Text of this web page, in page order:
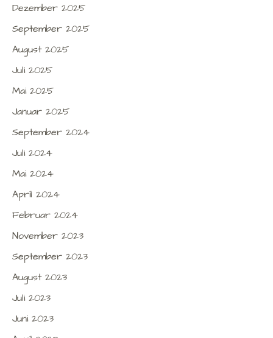
Dezember 2025
September 2025
August 2025
Juli 2025
Mai 2025
Januar 2025
September 2024
Juli 2024
Mai 2024
April 2024
Februar 2024
November 2023
September 2023
August 2023
Juli 2023
Juni 2023